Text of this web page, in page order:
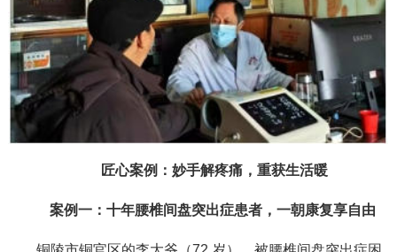
匠心案例：妙手解疼痛，重获生活暖
案例一：十年腰椎间盘突出症患者，一朝康复享自由